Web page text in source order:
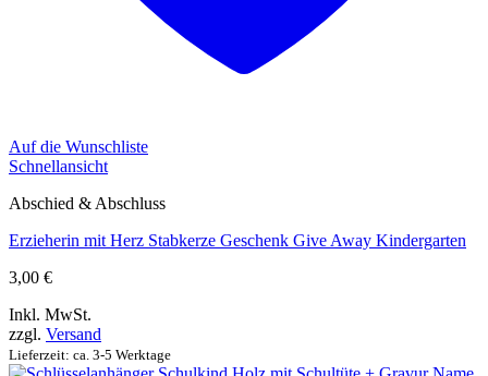
Auf die Wunschliste
Schnellansicht
Abschied & Abschluss
Erzieherin mit Herz Stabkerze Geschenk Give Away Kindergarten
3,00 €
Inkl. MwSt.
zzgl. Versand
Lieferzeit: ca. 3-5 Werktage